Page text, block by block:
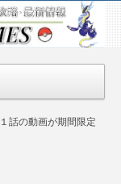
話の動画が期間限定